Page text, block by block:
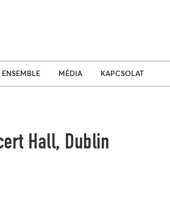
MÉDIA KAPCSOLAT
Hall, Dublin